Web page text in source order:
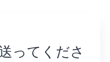
ってくださ